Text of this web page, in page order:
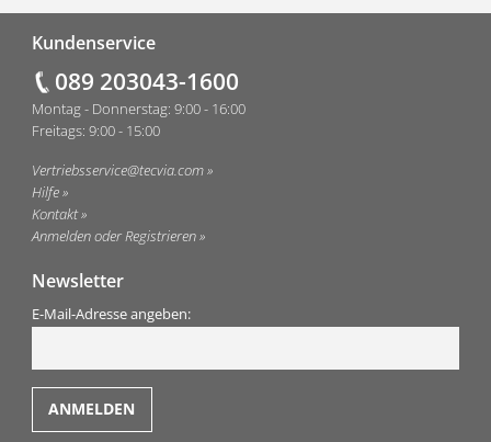
Kundenservice
089 203043-1600
Montag - Donnerstag: 9:00 - 16:00
Freitags: 9:00 - 15:00
Vertriebsservice@tecvia.com
Hilfe
Kontakt
Anmelden oder Registrieren
Newsletter
E-Mail-Adresse angeben: